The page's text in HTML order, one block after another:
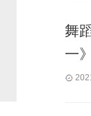
舞
一》